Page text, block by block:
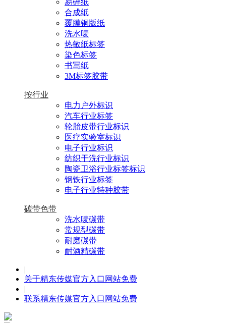
合成纸
覆膜铜版纸
洗水唛
热敏纸标签
染色标签
书写纸
3M标签胶带
按行业
电力户外标识
汽车行业标签
轮胎皮带行业标识
医疗实验室标识
电子行业标识
纺织干洗行业标识
陶瓷卫浴行业标签标识
钢铁行业标签
电子行业特种胶带
碳带色带
洗水唛碳带
常规型碳带
耐磨碳带
耐酒精碳带
|
关于精东传媒官方入口网站免费
|
联系精东传媒官方入口网站免费